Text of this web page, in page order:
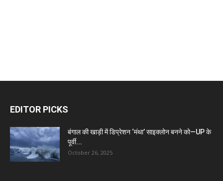
EDITOR PICKS
बंगाल की खाड़ी में डिप्रेशन ‘मंथा’ साइक्लोन बनने को—UP के
पूर्वी...
October 26, 2025